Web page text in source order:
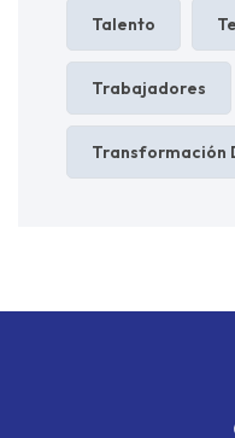
Talento
Trabajadores
Transformación